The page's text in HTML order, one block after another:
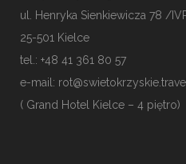
ul. Henryka Sienkiewicza 78 /
25-501 Kielce
tel.: +48 41 361 80 57
e-mail: rot@swietokrzyskie.travel
( Grand Hotel Kielce – 4 piętro)